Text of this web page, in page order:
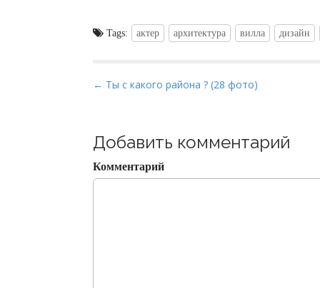
Tags: актер архитектура вилла дизайн
P
t
n
a
← Ты с какого района ? (28 фото)
Добавить комментарий
Комментарий